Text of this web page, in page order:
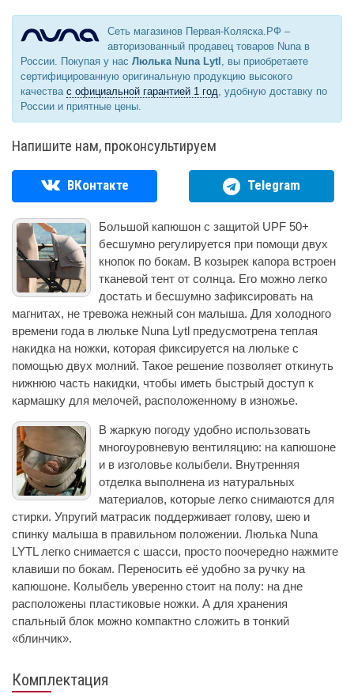
Сеть магазинов Первая-Коляска.РФ –
авторизованный продавец товаров Nuna в
России. Покупая у нас Люлька Nuna Lytl , вы приобретаете
сертифицированную оригинальную продукцию высокого
качества с официальной гарантией 1 год, удобную доставку по
России и приятные цены.
Напишите нам, проконсультируем
ВКонтакте Telegram
Большой капюшон с защитой UPF 50+
бесшумно регулируется при помощи двух
кнопок по бокам. В козырек капора встроен
тканевой тент от солнца. Его можно легко
достать и бесшумно зафиксировать на
магнитах, не тревожа нежный сон малыша. Для холодного
времени года в люльке Nuna Lytl предусмотрена теплая
накидка на ножки, которая фиксируется на люльке с
помощью двух молний. Такое решение позволяет откинуть
нижнюю часть накидки, чтобы иметь быстрый доступ к
кармашку для мелочей, расположенному в изножье.
В жаркую погоду удобно использовать
многоуровневую вентиляцию: на капюшоне
и в изголовье колыбели. Внутренняя
отделка выполнена из натуральных
материалов, которые легко снимаются для
стирки. Упругий матрасик поддерживает голову, шею и
спинку малыша в правильном положении. Люлька Nuna
LYTL легко снимается с шасси, просто поочередно нажмите
клавиши по бокам. Переносить её удобно за ручку на
капюшоне. Колыбель уверенно стоит на полу: на дне
расположены пластиковые ножки. А для хранения
спальный блок можно компактно сложить в тонкий
«блинчик».
Комплектация